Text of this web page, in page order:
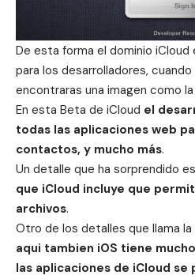
De esta forma el dominio
para los desarrolladores,
encontraras una imagen como la
En esta Beta de iCloud el
todas las aplicaciones web
contactos, y mucho más.
Un detalle que ha sorprendido
que iCloud incluye que
archivos.
Otro de los detalles que llama
aqui tambien iOS tiene
las aplicaciones de iCloud se